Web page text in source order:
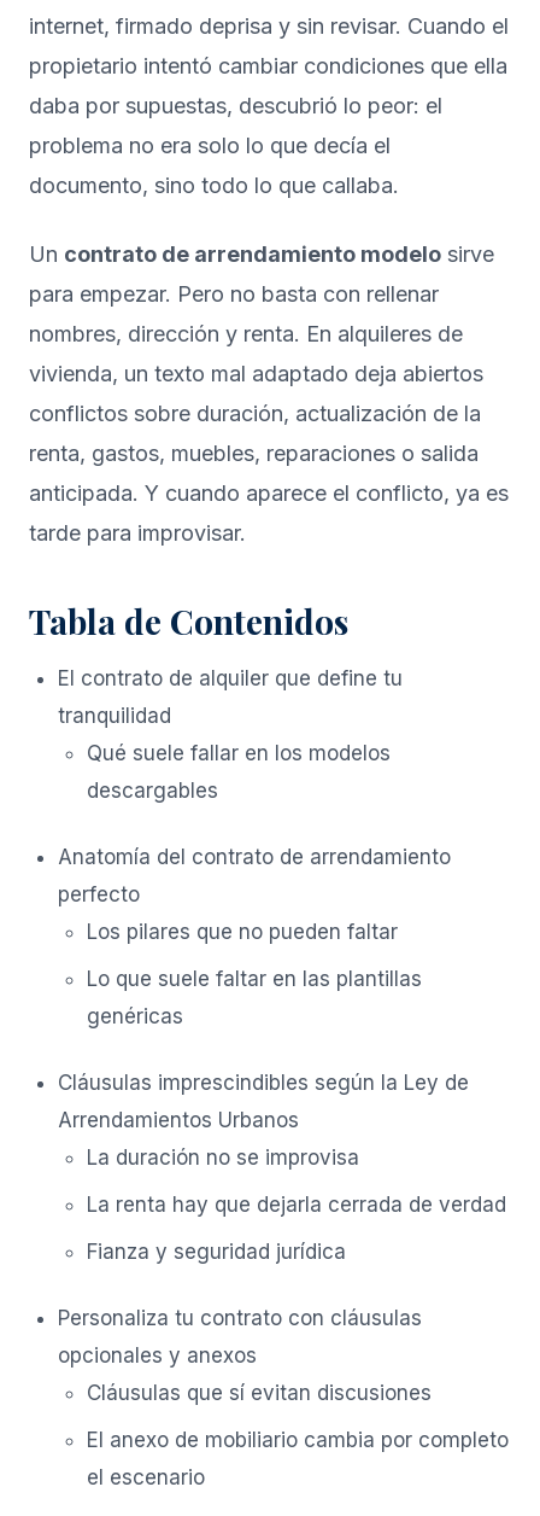
internet, firmado deprisa y sin revisar. Cuando el
propietario intentó cambiar condiciones que ella
daba por supuestas, descubrió lo peor: el
problema no era solo lo que decía el
documento, sino todo lo que callaba.
Un contrato de arrendamiento modelo sirve
para empezar. Pero no basta con rellenar
nombres, dirección y renta. En alquileres de
vivienda, un texto mal adaptado deja abiertos
conflictos sobre duración, actualización de la
renta, gastos, muebles, reparaciones o salida
anticipada. Y cuando aparece el conflicto, ya es
tarde para improvisar.
Tabla de Contenidos
El contrato de alquiler que define tu
tranquilidad
Qué suele fallar en los modelos
descargables
Anatomía del contrato de arrendamiento
perfecto
Los pilares que no pueden faltar
Lo que suele faltar en las plantillas
genéricas
Cláusulas imprescindibles según la Ley de
Arrendamientos Urbanos
La duración no se improvisa
La renta hay que dejarla cerrada de verdad
Fianza y seguridad jurídica
Personaliza tu contrato con cláusulas
opcionales y anexos
Cláusulas que sí evitan discusiones
El anexo de mobiliario cambia por completo
el escenario